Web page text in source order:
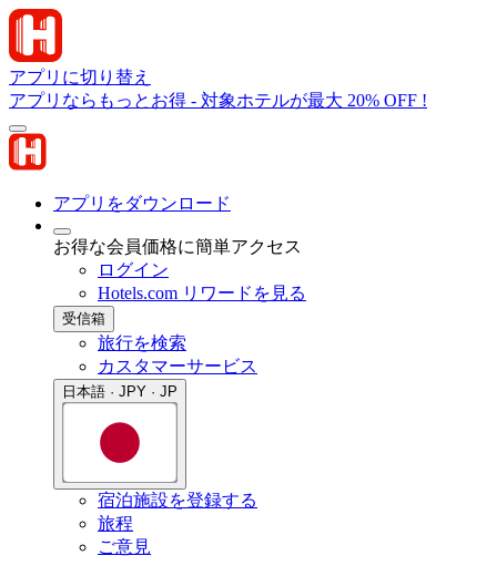
アプリに切り替え
アプリならもっとお得 - 対象ホテルが最大 20% OFF !
アプリをダウンロード
お得な会員価格に簡単アクセス
ログイン
Hotels.com リワードを見る
受信箱
旅行を検索
カスタマーサービス
日本語 · JPY · JP
宿泊施設を登録する
旅程
ご意見